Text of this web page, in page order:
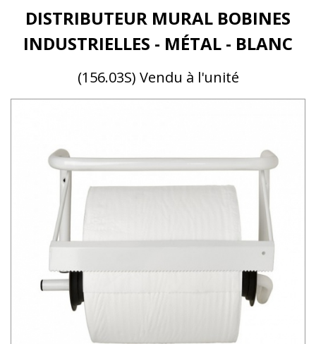
DISTRIBUTEUR MURAL BOBINES
INDUSTRIELLES - MÉTAL - BLANC
(156.03S) Vendu à l'unité